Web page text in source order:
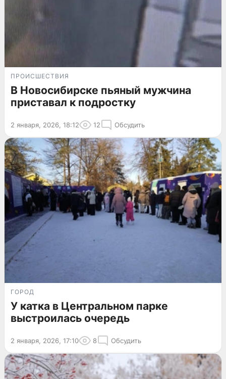
ПРОИСШЕСТВИЯ
В Новосибирске пьяный мужчина
приставал к подростку
2 января, 2026, 18:12 12 Обсудить
ГОРОД
У катка в Центральном парке
выстроилась очередь
2 января, 2026, 17:10 8 Обсудить